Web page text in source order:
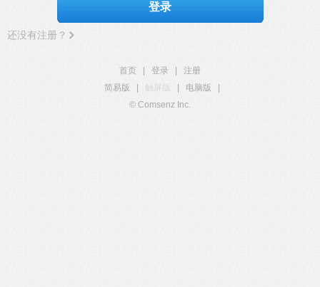
登录
还没有注册？
首页 登录
注册
简易版
触屏版 电脑版
© Comsenz Inc.